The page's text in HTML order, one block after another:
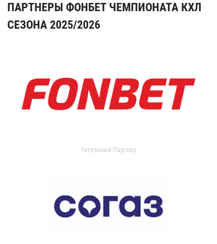
ПАРТНЕРЫ ФОНБЕТ ЧЕМПИОНАТА КХЛ
СЕЗОНА 2025/2026
Титульный Партнер